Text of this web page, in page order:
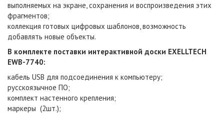
выполняемых на экране, сохранения и воспроизведения этих
фрагментов;
коллекция готовых цифровых шаблонов, возможность
добавлять новые объекты.
В комплекте поставки интерактивной доски EXELLTECH
EWB-7740:
кабель USB для подсоединения к компьютеру;
русскоязычное ПО;
комплект настенного крепления;
маркеры (2шт.);